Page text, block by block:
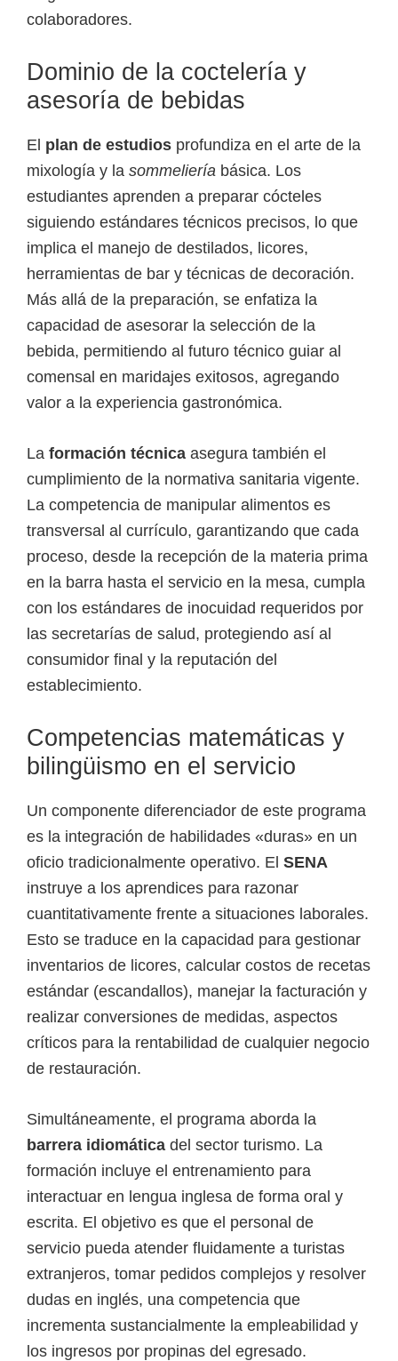
e
S
E
A
colaboradores.
Dominio de la coctelería y
asesoría de bebidas
El plan de estudios profundiza en el arte de la
mixología y la sommeliería básica. Los
estudiantes aprenden a preparar cócteles
siguiendo estándares técnicos precisos, lo que
implica el manejo de destilados, licores,
herramientas de bar y técnicas de decoración.
Más allá de la preparación, se enfatiza la
capacidad de asesorar la selección de la
bebida, permitiendo al futuro técnico guiar al
comensal en maridajes exitosos, agregando
valor a la experiencia gastronómica.
La formación técnica asegura también el
cumplimiento de la normativa sanitaria vigente.
La competencia de manipular alimentos es
transversal al currículo, garantizando que cada
proceso, desde la recepción de la materia prima
en la barra hasta el servicio en la mesa, cumpla
con los estándares de inocuidad requeridos por
las secretarías de salud, protegiendo así al
consumidor final y la reputación del
establecimiento.
Competencias matemáticas y
bilingüismo en el servicio
Un componente diferenciador de este programa
es la integración de habilidades «duras» en un
oficio tradicionalmente operativo. El SENA
instruye a los aprendices para razonar
cuantitativamente frente a situaciones laborales.
Esto se traduce en la capacidad para gestionar
inventarios de licores, calcular costos de recetas
estándar (escandallos), manejar la facturación y
realizar conversiones de medidas, aspectos
críticos para la rentabilidad de cualquier negocio
de restauración.
Simultáneamente, el programa aborda la
barrera idiomática del sector turismo. La
formación incluye el entrenamiento para
interactuar en lengua inglesa de forma oral y
escrita. El objetivo es que el personal de
servicio pueda atender fluidamente a turistas
extranjeros, tomar pedidos complejos y resolver
dudas en inglés, una competencia que
incrementa sustancialmente la empleabilidad y
los ingresos por propinas del egresado.